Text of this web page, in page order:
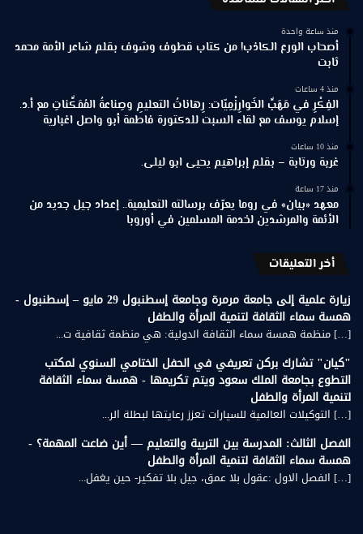
منذ ساعة واحدة
أصحاب الورع الكاذب! من كتاب قطوف وشوف بقلم شاعر الأمة محمد
ثابت
منذ 4 ساعات
الفِكْرِ في مَهَبِّ الخَوارِزْمِيّات: رِهاناتُ التعليمِ وصِناعةُ المُمَكِّناتِ مع أ.د.
إسلام يوسف مع لقاء السبت للدكتورة فاطمة أبو واصل اغبارية
منذ 10 ساعات
غربة ورتابة – بقلم إبراهيم يحيى ابو ليلى.
منذ 17 ساعة
معهد «بيان» في روما يعرّف برسالته التعليمية.. إعداد جيل جديد من
الأئمة والمرشدين لخدمة المسلمين في أوروبا
أخر التعليقات
زيارة علمية إلى جامعة مرمرة وجامعة إسطنبول 29 مايو – إسطنبول -
همسة سماء الثقافة لتنمية المرأة والطفل
[…] منظمة همسة سماء الثقافة الدولية: هي منظمة ثقافية ت...
"كيان" تشارك بركن تعريفي في الحفل الختامي السنوي لمكتب
التطوع بجامعة الملك سعود ويتم تكريمها - همسة سماء الثقافة
لتنمية المرأة والطفل
[…] التوكيلات العالمية للسيارات تعزز رعايتها لبطلة الر...
الفصل الثالث: المدرسة بين التربية والتعليم — أين ضاعت المهمة؟ -
همسة سماء الثقافة لتنمية المرأة والطفل
[…] الفصل الاول :عقول بلا عمق، جيل بلا تفكير- حين يغفل...